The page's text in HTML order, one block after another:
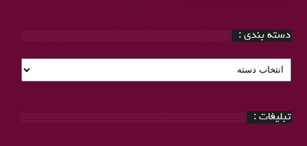
دسته بندی :
دسته
بندی
تبلیغات :